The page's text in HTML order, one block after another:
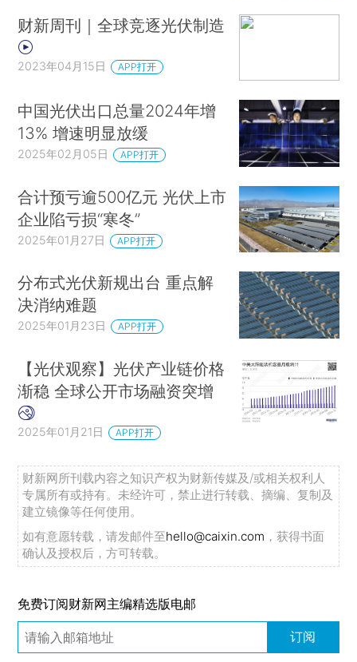
财新周刊｜全球竞逐光伏制造
2023年04月15日 APP打开
中国光伏出口总量2024年增
13% 增速明显放缓
2025年02月05日 APP打开
合计预亏逾500亿元 光伏上市
企业陷亏损“寒冬”
2025年01月27日 APP打开
分布式光伏新规出台 重点解
决消纳难题
2025年01月23日 APP打开
【光伏观察】光伏产业链价格
渐稳 全球公开市场融资突增
2025年01月21日 APP打开
财新网所刊载内容之知识产权为财新传媒及/或相关权利人
专属所有或持有。未经许可，禁止进行转载、摘编、复制及
建立镜像等任何使用。
如有意愿转载，请发邮件至hello@caixin.com ，获得书面
确认及授权后，方可转载。
免费订阅财新网主编精选版电邮
订阅